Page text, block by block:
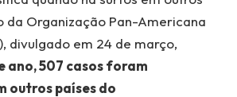
da Organização Pan-Americana
divulgado em 24 de março,
ano, 507 casos foram
outros países do